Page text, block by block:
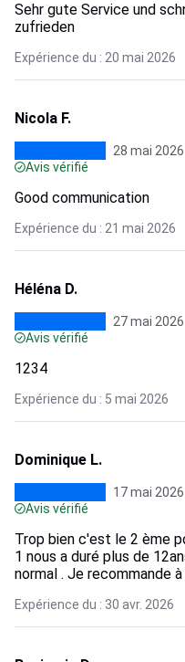
Sehr gute Service und
zufrieden
Expérience du : 20 mai 2026
Nicola F.
28 mai 2026
Avis vérifié
Good communication
Expérience du : 21 mai 2026
Héléna D.
27 mai 2026
Avis vérifié
1234
Expérience du : 5 mai 2026
Dominique L.
17 mai 2026
Avis vérifié
Trop bien c'est le 2 ème
1 nous a duré plus de
normal . Je recommande
Expérience du : 30 avr. 2026